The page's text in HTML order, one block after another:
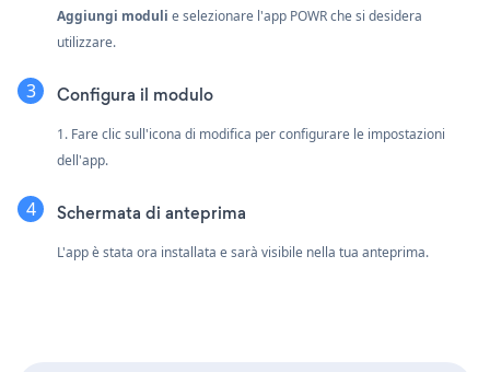
Aggiungi moduli e selezionare l'app POWR che si desidera
utilizzare.
Configura il modulo
1. Fare clic sull'icona di modifica per configurare le impostazioni
dell'app.
Schermata di anteprima
L'app è stata ora installata e sarà visibile nella tua anteprima.